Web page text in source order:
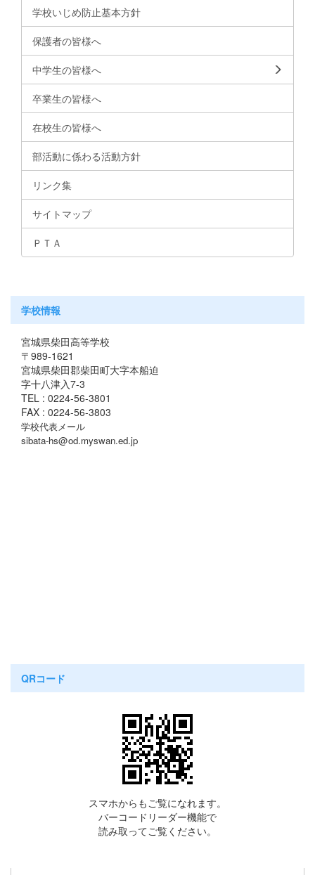
学校いじめ防止基本方針
保護者の皆様へ
中学生の皆様へ
卒業生の皆様へ
在校生の皆様へ
部活動に係わる活動方針
リンク集
サイトマップ
ＰＴＡ
学校情報
宮城県柴田高等学校
〒989-1621
宮城県柴田郡柴田町大字本船迫
字十八津入7-3
TEL : 0224-56-3801
FAX : 0224-56-3803
学校代表メール
sibata-hs@od.myswan.ed.jp
QRコード
スマホからもご覧になれます。
バーコードリーダー機能で
読み取ってご覧ください。